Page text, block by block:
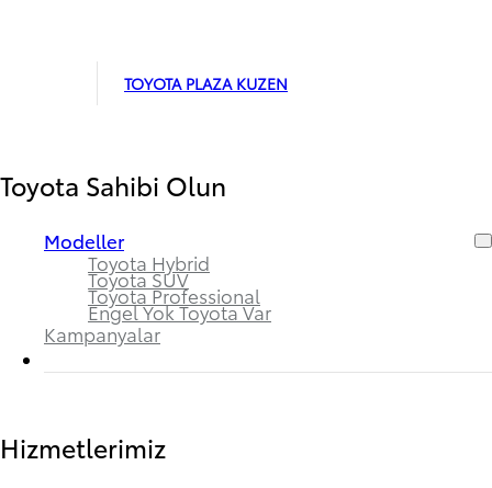
TOYOTA PLAZA KUZEN
Toyota Sahibi Olun
Modeller
Toyota Hybrid
Toyota SUV
Toyota Professional
Engel Yok Toyota Var
Kampanyalar
Hizmetlerimiz